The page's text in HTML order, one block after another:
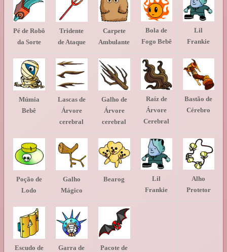
Pé de Robô
da Sorte
Tridente
de Ataque
Carpete
Ambulante
Bola de
Fogo Bebê
Lil
Frankie
Múmia
Bebê
Lascas de
Árvore
cerebral
Galho de
Árvore
cerebral
Raíz de
Árvore
Cerebral
Bastão de
Cérebro
Poção de
Lodo
Galho
Mágico
Bearog
Lil
Frankie
Alho
Protetor
Escudo de
Garra de
Pacote de